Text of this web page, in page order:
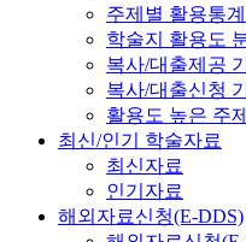
주제별 활용통
학술지 활용도
복사/대출제공
복사/대출신청
활용도 높은 주제
최신/인기 학술자료
최신자료
인기자료
해외자료신청(E-DDS)